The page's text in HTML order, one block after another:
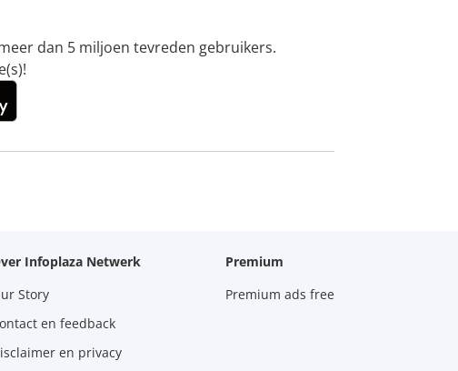
dan 5 miljoen tevreden gebruikers.
Infoplaza Netwerk
Story
en feedback
en privacy
Premium
Premium ads free